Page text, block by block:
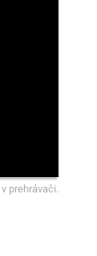
v prehrávači.